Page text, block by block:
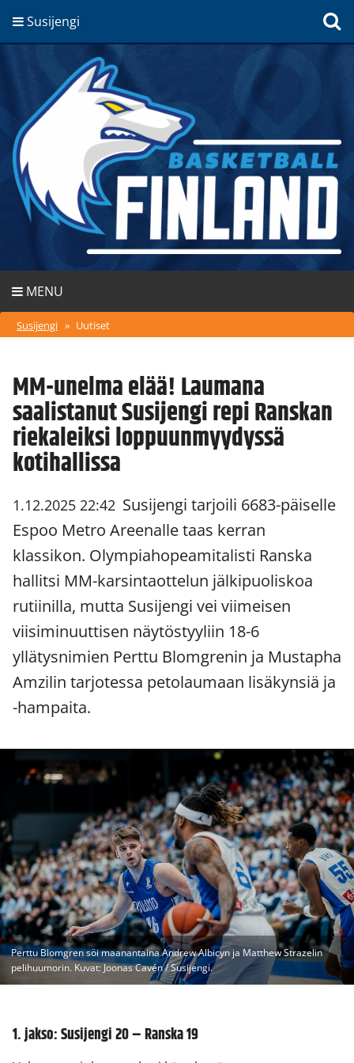
Susijengi
MENU
Susijengi » Uutiset
MM-unelma elää! Laumana
saalistanut Susijengi repi Ranskan
riekaleiksi loppuunmyydyssä
kotihallissa
1.12.2025 22:42 Susijengi tarjoili 6683-päiselle
Espoo Metro Areenalle taas kerran
klassikon. Olympiahopeamitalisti Ranska
hallitsi MM-karsintaottelun jälkipuoliskoa
rutiinilla, mutta Susijengi vei viimeisen
viisiminuuttisen näytöstyyliin 18-6
yllätysnimien Perttu Blomgrenin ja Mustapha
Amzilin tarjotessa petolaumaan lisäkynsiä ja
-hampaita.
Perttu Blomgren söi maanantaina Andrew Albicyn ja Matthew Strazelin
pelihuumorin. Kuvat: Joonas Cavén / Susijengi.
1. jakso: Susijengi 20 – Ranska 19